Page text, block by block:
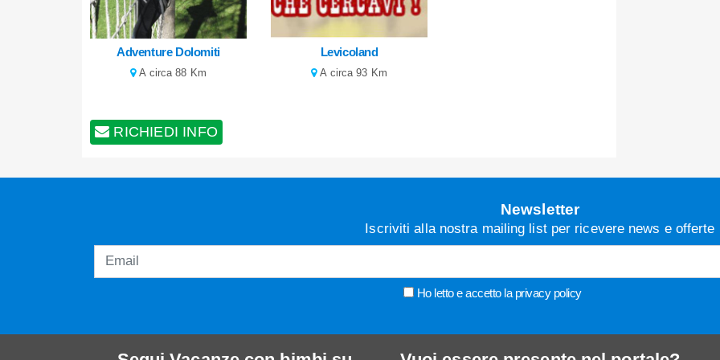
Adventure Dolomiti
A circa 88 Km
Levicoland
A circa 93 Km
RICHIEDI INFO
Newsletter
Iscriviti alla nostra mailing list per ricevere news e offerte
Ho letto e accetto la privacy policy